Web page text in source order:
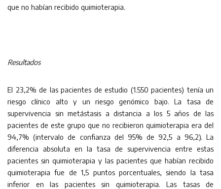
que no habían recibido quimioterapia.
Resultados
El 23,2% de las pacientes de estudio (1.550 pacientes) tenía un
riesgo clínico alto y un riesgo genómico bajo. La tasa de
supervivencia sin metástasis a distancia a los 5 años de las
pacientes de este grupo que no recibieron quimioterapia era del
94,7% (intervalo de confianza del 95% de 92,5 a 96,2). La
diferencia absoluta en la tasa de supervivencia entre estas
pacientes sin quimioterapia y las pacientes que habían recibido
quimioterapia fue de 1,5 puntos porcentuales, siendo la tasa
inferior en las pacientes sin quimioterapia. Las tasas de